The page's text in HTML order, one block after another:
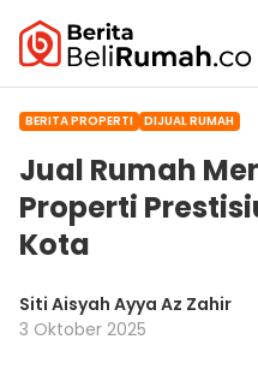
BERITA PROPERTI DIJUAL RUMAH
Jual Rumah
Properti
Kota
Siti Aisyah Ayya Az Zahir
3 Oktober 2025